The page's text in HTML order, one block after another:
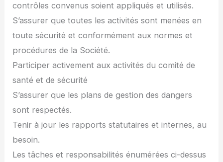
contrôles convenus soient appliqués et utilisés.
S’assurer que toutes les activités sont menées en
toute sécurité et conformément aux normes et
procédures de la Société.
Participer activement aux activités du comité de
santé et de sécurité
S’assurer que les plans de gestion des dangers
sont respectés.
Tenir à jour les rapports statutaires et internes, au
besoin.
Les tâches et responsabilités énumérées ci-dessus